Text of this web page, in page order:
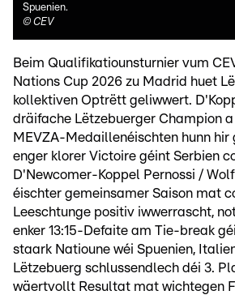
Spuenien.
© CEV
Beim Qualifikatiounsturnier vum
Nations Cup 2026 zu Madrid huet
kollektiven Optrëtt geliwwert.
dräifache Lëtzebuerger Champion
MEVZA-Medaillenéischten hunn
enger klorer Victoire géint Serbien
D'Newcomer-Koppel Pernossi /
éischter gemeinsamer Saison mat
Leeschtunge positiv iwwerrascht,
enker 13:15-Defaite am Tie-break
staark Natioune wéi Spuenien,
Lëtzebuerg schlussendlech déi 3.
wäertvollt Resultat mat wichtegen